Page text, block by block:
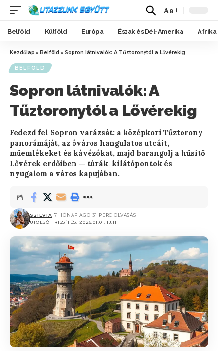
Aa
Belföld Külföld Európa Észak és Dél-Amerika Afrika
Kezdőlap » Belföld » Sopron látnivalók: A Tűztoronytól a Lővérekig
BELFÖLD
Sopron látnivalók: A
Tűztoronytól a Lővérekig
Fedezd fel Sopron varázsát: a középkori Tűztorony
panorámáját, az óváros hangulatos utcáit,
műemlékeket és kávézókat, majd barangolj a hűsítő
Lővérek erdőiben — túrák, kilátópontok és
nyugalom a város kapujában.
UTOLSÓ FRISSÍTÉS: 2026.01.01. 18:11
SZILVIA 7 HÓNAP AGO 31 PERC OLVASÁS